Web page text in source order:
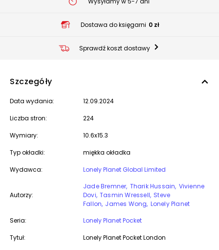
Dostawa do księgarni 0 zł
Sprawdź koszt dostawy
Szczegóły
Data wydania: 12.09.2024
Liczba stron: 224
Wymiary: 10.6x15.3
Typ okładki: miękka okładka
Wydawca: Lonely Planet Global Limited
Autorzy:
Jade Bremner Tharik Hussain Vivienne
Dovi Tasmin Wressell Steve
Fallon James Wong Lonely Planet
Seria:
Lonely Planet Pocket
Tytuł: Lonely Planet Pocket London